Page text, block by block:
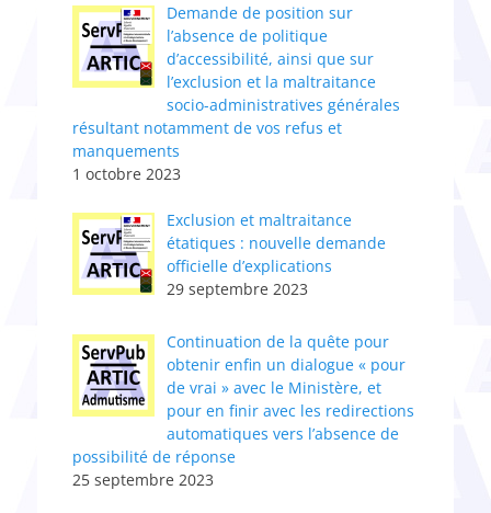
Demande de position sur
l’absence de politique
d’accessibilité, ainsi que sur
l’exclusion et la maltraitance
socio-administratives générales
résultant notamment de vos refus et
manquements
1 octobre 2023
Exclusion et maltraitance
étatiques : nouvelle demande
officielle d’explications
29 septembre 2023
Continuation de la quête pour
obtenir enfin un dialogue « pour
de vrai » avec le Ministère, et
pour en finir avec les redirections
automatiques vers l’absence de
possibilité de réponse
25 septembre 2023